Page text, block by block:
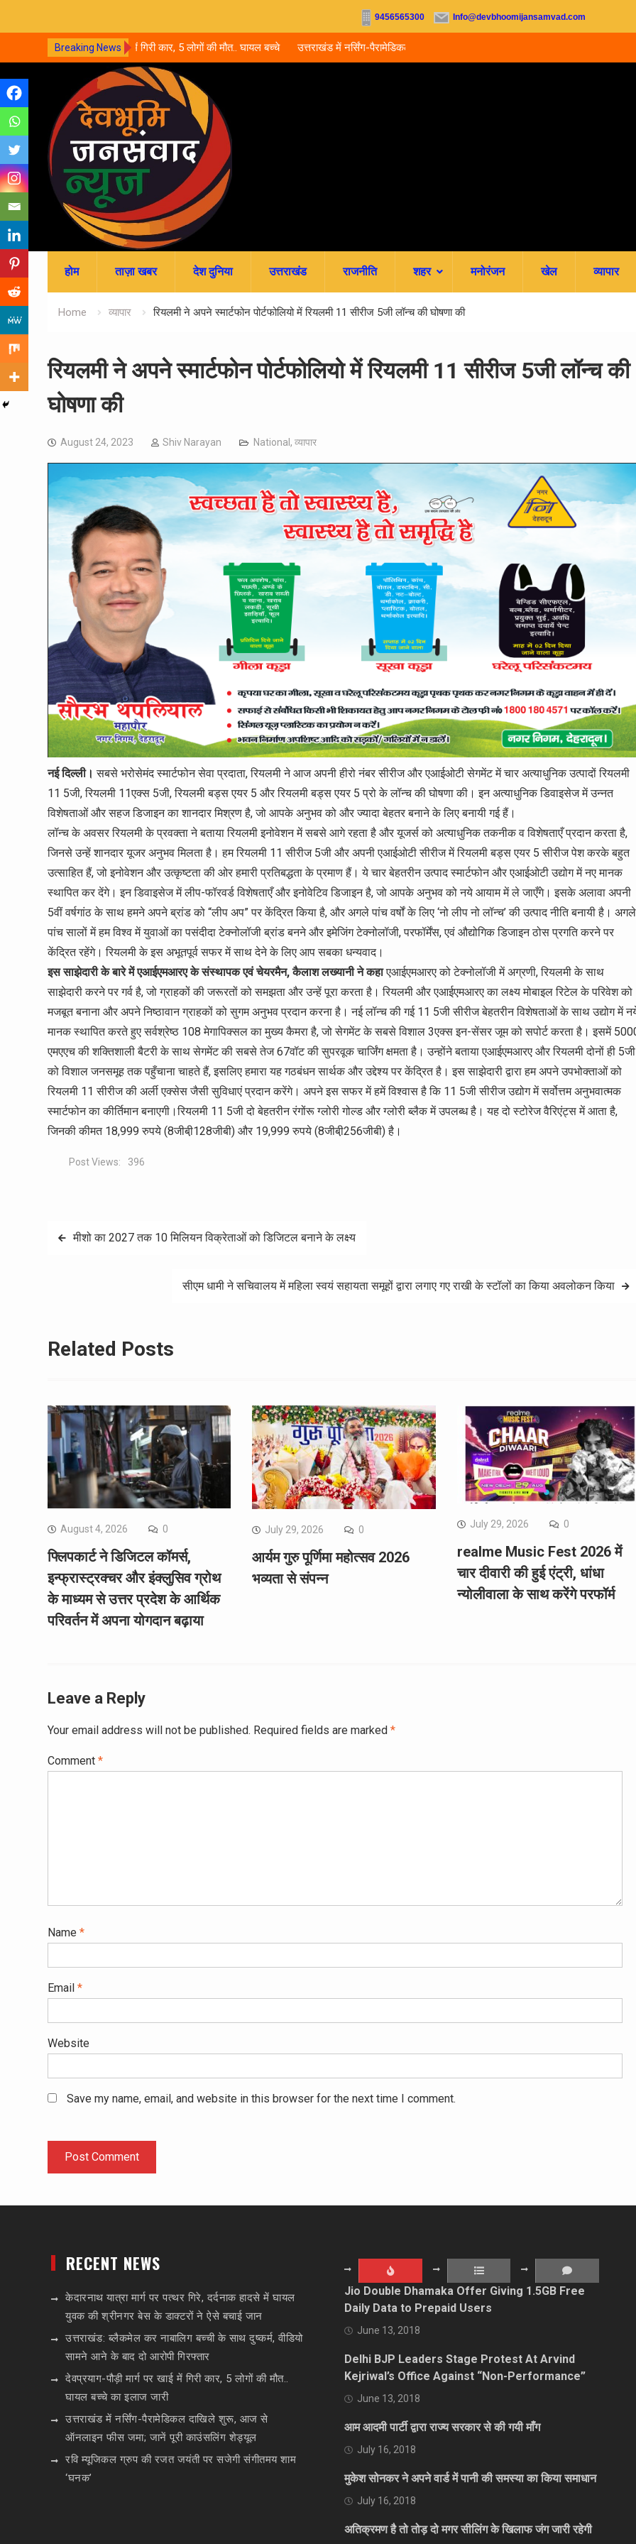
9456565300 Info@devbhoomijansamvad.com
Breaking News
कार, 5 लोगों की मौत.. घायल बच्चे
उत्तराखंड में नर्सिंग-पैरामेडिकल दाखिले शुरू, आज से ऑनलाइन फीस
जमा; जानें पूरी काउंसलिंग शेड्यूल
to
content
होम ताज़ा खबर देश दुनिया उत्तराखंड राजनीति शहर मनोरंजन खेल व्यापार
Home व्यापार रियलमी ने अपने स्मार्टफोन पोर्टफोलियो में रियलमी 11 सीरीज 5जी लॉन्च की घोषणा की
रियलमी ने अपने स्मार्टफोन पोर्टफोलियो में रियलमी 11 सीरीज 5जी लॉन्च की
घोषणा की
August 24, 2023 Shiv Narayan National , व्यापार
नई दिल्ली। सबसे भरोसेमंद स्मार्टफोन सेवा प्रदाता, रियलमी ने आज अपनी हीरो नंबर सीरीज और एआईओटी सेगमेंट में चार अत्याधुनिक उत्पादों रियलमी
11 5जी, रियलमी 11एक्स 5जी, रियलमी बड्स एयर 5 और रियलमी बड्स एयर 5 प्रो के लॉन्च की घोषणा की। इन अत्याधुनिक डिवाइसेज में उन्नत
विशेषताओं और सहज डिजाइन का शानदार मिश्रण है, जो आपके अनुभव को और ज्यादा बेहतर बनाने के लिए बनायी गई हैं।
लॉन्च के अवसर रियलमी के प्रवक्ता ने बताया रियलमी इनोवेशन में सबसे आगे रहता है और यूजर्स को अत्याधुनिक तकनीक व विशेषताएँ प्रदान करता है,
जिनसे उन्हें शानदार यूजर अनुभव मिलता है। हम रियलमी 11 सीरीज 5जी और अपनी एआईओटी सीरीज में रियलमी बड्स एयर 5 सीरीज पेश करके बहुत
उत्साहित हैं, जो इनोवेशन और उत्कृष्टता की ओर हमारी प्रतिबद्धता के प्रमाण हैं। ये चार बेहतरीन उत्पाद स्मार्टफोन और एआईओटी उद्योग में नए मानक
स्थापित कर देंगे। इन डिवाइसेज में लीप-फॉरवर्ड विशेषताएँ और इनोवेटिव डिजाइन है, जो आपके अनुभव को नये आयाम में ले जाएँगे। इसके अलावा अपनी
5वीं वर्षगांठ के साथ हमने अपने ब्रांड को “लीप अप” पर केंद्रित किया है, और अगले पांच वर्षों के लिए ‘नो लीप नो लॉन्च’ की उत्पाद नीति बनायी है। अगले
पांच सालों में हम विश्व में युवाओं का पसंदीदा टेक्नोलॉजी ब्रांड बनने और इमेजिंग टेक्नोलॉजी, परफॉर्मेंस, एवं औद्योगिक डिजाइन ठोस प्रगति करने पर
केंद्रित रहेंगे। रियलमी के इस अभूतपूर्व सफर में साथ देने के लिए आप सबका धन्यवाद।
इस साझेदारी के बारे में एआईएमआरए के संस्थापक एवं चेयरमैन, कैलाश लख्यानी ने कहाएआईएमआरए को टेक्नोलॉजी में अग्रणी, रियलमी के साथ
साझेदारी करने पर गर्व है, जो ग्राहकों की जरूरतों को समझता और उन्हें पूरा करता है। रियलमी और एआईएमआरए का लक्ष्य मोबाइल रिटेल के परिवेश को
मजबूत बनाना और अपने निष्ठावान ग्राहकों को सुगम अनुभव प्रदान करना है। नई लॉन्च की गई 11 5जी सीरीज बेहतरीन विशेषताओं के साथ उद्योग में
मानक स्थापित करते हुए सर्वश्रेष्ठ 108 मेगापिक्सल का मुख्य कैमरा है, जो सेगमेंट के सबसे विशाल 3एक्स इन-सेंसर जूम को सपोर्ट करता है। इसमें
एमएएच की शक्तिशाली बैटरी के साथ सेगमेंट की सबसे तेज 67वॉट की सुपरवूक चार्जिंग क्षमता है। उन्होंने बताया एआईएमआरए और रियलमी दोनों ही 5जी
को विशाल जनसमूह तक पहुँचाना चाहते हैं, इसलिए हमारा यह गठबंधन सार्थक और उद्देश्य पर केंद्रित है। इस साझेदारी द्वारा हम अपने उपभोक्ताओं को
रियलमी 11 सीरीज की अर्ली एक्सेस जैसी सुविधाएं प्रदान करेंगे। अपने इस सफर में हमें विश्वास है कि 11 5जी सीरीज उद्योग में सर्वोत्तम अनुभवात्मक
स्मार्टफोन का कीर्तिमान बनाएगी।रियलमी 11 5जी दो बेहतरीन रंगोंरू ग्लोरी गोल्ड और ग्लोरी ब्लैक में उपलब्ध है। यह दो स्टोरेज वैरिएंट्स में आता है,
जिनकी कीमत 18,999 रुपये (8जीबी़128जीबी) और 19,999 रुपये (8जीबी़256जीबी) है।
Post Views: 396
Postमीशो का 2027 तक 10 मिलियन विक्रेताओं को डिजिटल बनाने के लक्ष्य
सीएम धामी ने सचिवालय में महिला स्वयं सहायता समूहों द्वारा लगाए गए राखी के स्टॉलों का किया अवलोकन किया
Related Posts
August 4, 2026 0
फ्लिपकार्ट ने डिजिटल कॉमर्स,
इन्फ्रास्ट्रक्चर और इंक्लुसिव ग्रोथ
के माध्यम से उत्तर प्रदेश के आर्थिक
परिवर्तन में अपना योगदान बढ़ाया
July 29, 2026 0
आर्यम गुरु पूर्णिमा महोत्सव 2026
भव्यता से संपन्न
July 29, 2026 0
realme Music Fest 2026 में
चार दीवारी की हुई एंट्री, धांधा
न्योलीवाला के साथ करेंगे परफॉर्म
Leave a Reply
Your email address will not be published. Required fields are marked *
Comment *
Name *
Email *
Website
Save my name, email, and website in this browser for the next time I comment.
RECENT NEWS
केदारनाथ यात्रा मार्ग पर पत्थर गिरे, दर्दनाक हादसे में घायल
युवक की श्रीनगर बेस के डाक्टरों ने ऐसे बचाई जान
उत्तराखंड: ब्लैकमेल कर नाबालिग बच्ची के साथ दुष्कर्म, वीडियो
सामने आने के बाद दो आरोपी गिरफ्तार
देवप्रयाग-पौड़ी मार्ग पर खाई में गिरी कार, 5 लोगों की मौत..
घायल बच्चे का इलाज जारी
उत्तराखंड में नर्सिंग-पैरामेडिकल दाखिले शुरू, आज से
ऑनलाइन फीस जमा; जानें पूरी काउंसलिंग शेड्यूल
रवि म्यूजिकल ग्रुप की रजत जयंती पर सजेगी संगीतमय शाम
‘घनक’
Jio Double Dhamaka Offer Giving 1.5GB Free
Daily Data to Prepaid Users
June 13, 2018
Delhi BJP Leaders Stage Protest At Arvind
Kejriwal’s Office Against “Non-Performance”
June 13, 2018
आम आदमी पार्टी द्वारा राज्य सरकार से की गयी माँग
July 16, 2018
मुकेश सोनकर ने अपने वार्ड में पानी की समस्या का किया समाधान
July 16, 2018
अतिक्रमण है तो तोड़ दो मगर सीलिंग के खिलाफ जंग जारी रहेगी